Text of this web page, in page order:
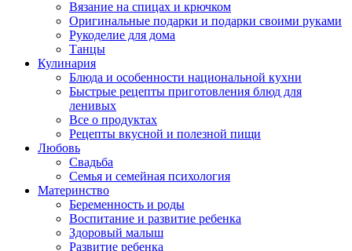
Вязание на спицах и крючком
Оригинальные подарки и подарки своими руками
Рукоделие для дома
Танцы
Кулинария
Блюда и особенности национальной кухни
Быстрые рецепты приготовления блюд для
ленивых
Все о продуктах
Рецепты вкусной и полезной пищи
Любовь
Свадьба
Семья и семейная психология
Материнство
Беременность и роды
Воспитание и развитие ребенка
Здоровый малыш
Развитие ребенка